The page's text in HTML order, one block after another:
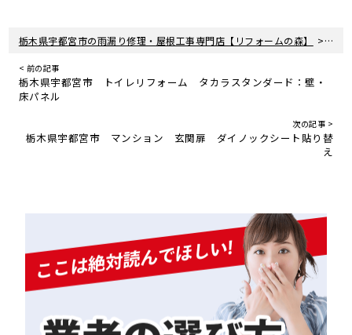
栃木県宇都宮市の雨漏り修理・屋根工事専門店【リフォームの森】 > 新着
< 前の記事
栃木県宇都宮市 トイレリフォーム タカラスタンダード：壁・
床パネル
次の記事 >
栃木県宇都宮市 マンション 玄関扉 ダイノックシート貼り替
え